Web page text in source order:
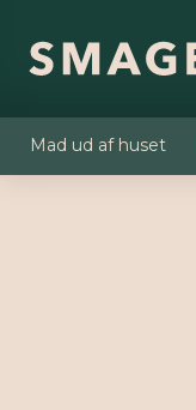
Mad ud af huset